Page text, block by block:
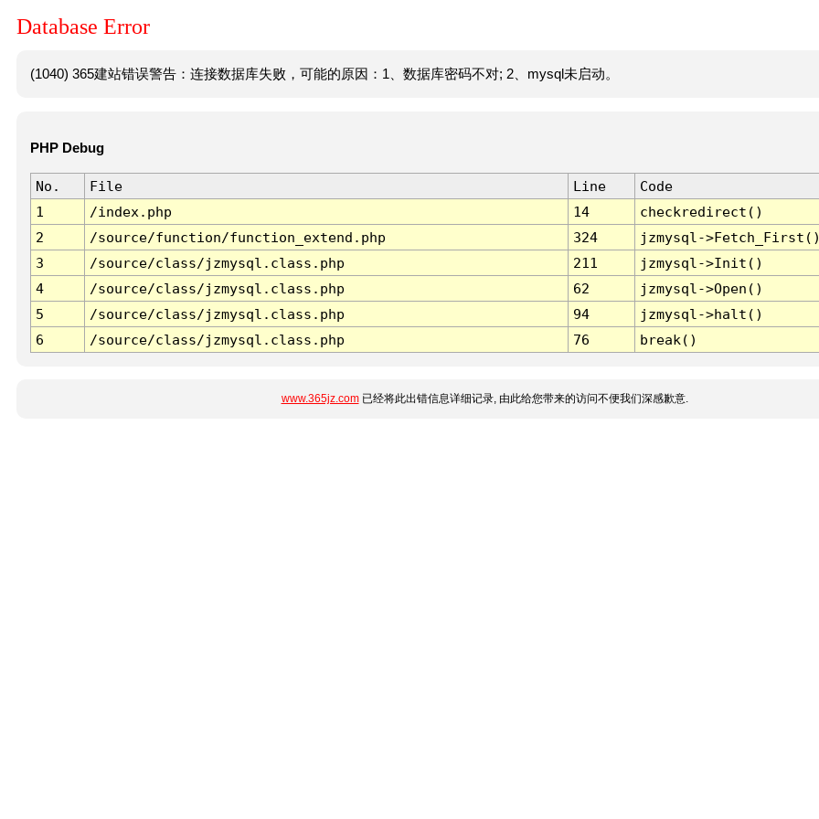
Database Error
(1040) 365建站错误警告：连接数据库失败，可能的原因：1、数据库密码不对; 2、mysql未启动。
PHP Debug
No. File Line
Code
1
/index.php 14
checkredirect()
2
/source/function/function_extend.php 324
jzmysql-
3
/source/class/jzmysql.class.php 211
jzmysql->Init()
4
/source/class/jzmysql.class.php 62
jzmysql->Open()
5
/source/class/jzmysql.class.php 94
jzmysql->halt()
6
/source/class/jzmysql.class.php 76 break()
www.365jz.com已经将此出错信息详细记录, 由此给您带来的访问不便我们深感歉意.